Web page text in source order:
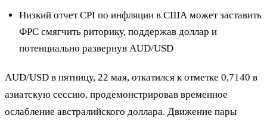
Низкий отчет CPI по инфляции в США может заставить
ФРС смягчить риторику, поддержав доллар и
потенциально развернув AUD/USD
AUD/USD в пятницу, 22 мая, откатился к отметке 0,7140 в
азиатскую сессию, продемонстрировав временное
ослабление австралийского доллара. Движение пары